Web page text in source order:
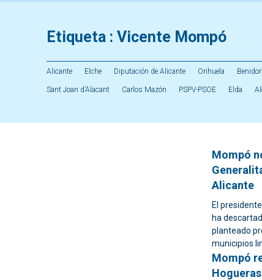
Etiqueta : Vicente Mompó
Alicante Elche Diputación de Alicante Orihuela
Sant Joan d’Alacant Carlos Mazón PSPV-PSOE Elda
Mompó
Alicante
El
ha
planteado
municipios
Mompó